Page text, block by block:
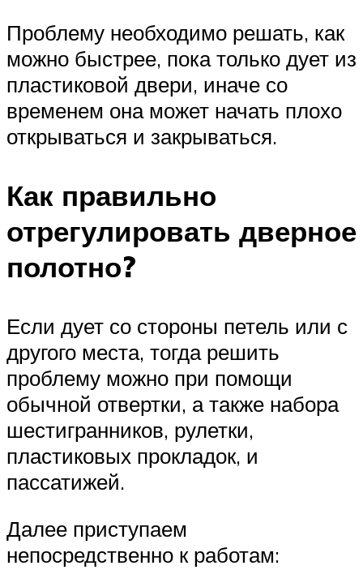
Проблему необходимо решать, как
можно быстрее, пока только дует из
пластиковой двери, иначе со
временем она может начать плохо
открываться и закрываться.
Как правильно
отрегулировать дверное
полотно?
Если дует со стороны петель или с
другого места, тогда решить
проблему можно при помощи
обычной отвертки, а также набора
шестигранников, рулетки,
пластиковых прокладок, и
пассатижей.
Далее приступаем
непосредственно к работам: